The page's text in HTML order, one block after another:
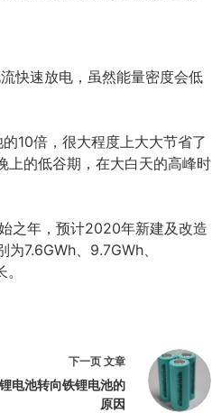
快速放电，虽然能量密度会低
10倍，很大程度上大大节省了
上的低谷期，在大白天的高峰时
之年，预计2020年新建及改造
7.6GWh、9.7GWh、
下一页 文章
电池转向铁锂电池的
原因